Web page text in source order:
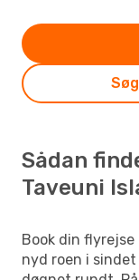
Sådan
Taveuni
Book din flyrejse
nyd roen i